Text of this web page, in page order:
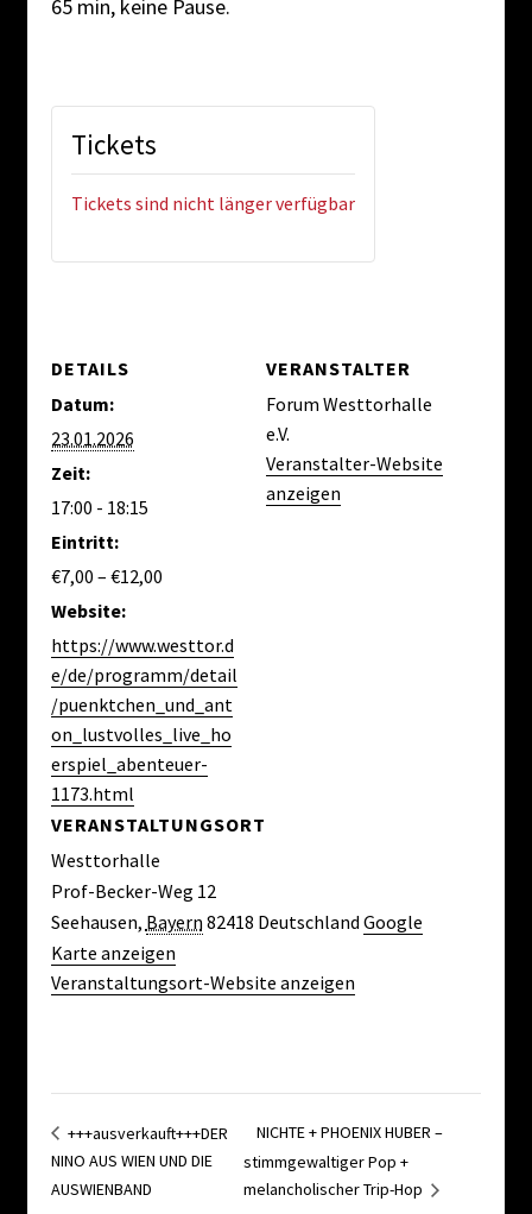
65 min, keine Pause.
DETAILS
Datum:
23.01.2026
Zeit:
17:00 - 18:15
Eintritt:
€7,00 – €12,00
Website:
https://www.westtor.d
e/de/programm/detail
/puenktchen_und_ant
on_lustvolles_live_ho
erspiel_abenteuer-
1173.html
VERANSTALTUNGSORT
Westtorhalle
Prof-Becker-Weg 12
Seehausen, Bayern 82418 Deutschland Google
Karte anzeigen
Veranstaltungsort-Website anzeigen
VERANSTALTER
Forum Westtorhalle
e.V.
Veranstalter-Website
anzeigen
Tickets
Tickets sind nicht länger verfügbar
+++ausverkauft+++DER
NINO AUS WIEN UND DIE
AUSWIENBAND
NICHTE + PHOENIX HUBER –
stimmgewaltiger Pop +
melancholischer Trip-Hop